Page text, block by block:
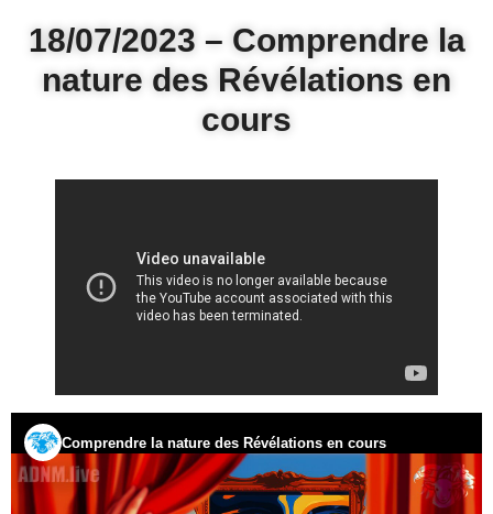
18/07/2023 – Comprendre la
nature des Révélations en
cours